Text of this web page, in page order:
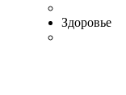
Здоровье